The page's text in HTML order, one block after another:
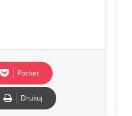
Pocket
Drukuj